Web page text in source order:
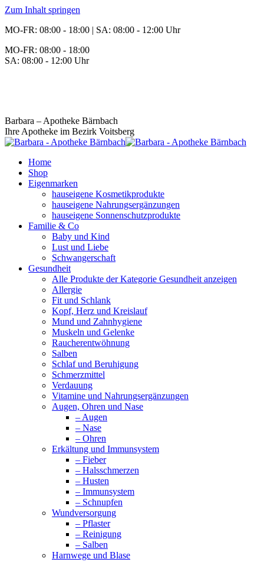
Zum Inhalt springen
MO-FR: 08:00 - 18:00 | SA: 08:00 - 12:00 Uhr
MO-FR: 08:00 - 18:00
SA: 08:00 - 12:00 Uhr
Barbara – Apotheke Bärnbach
Ihre Apotheke im Bezirk Voitsberg
Home
Shop
Eigenmarken
hauseigene Kosmetikprodukte
hauseigene Nahrungsergänzungen
hauseigene Sonnenschutzprodukte
Familie & Co
Baby und Kind
Lust und Liebe
Schwangerschaft
Gesundheit
Alle Produkte der Kategorie Gesundheit anzeigen
Allergie
Fit und Schlank
Kopf, Herz und Kreislauf
Mund und Zahnhygiene
Muskeln und Gelenke
Raucherentwöhnung
Salben
Schlaf und Beruhigung
Schmerzmittel
Verdauung
Vitamine und Nahrungsergänzungen
Augen, Ohren und Nase
– Augen
– Nase
– Ohren
Erkältung und Immunsystem
– Fieber
– Halsschmerzen
– Husten
– Immunsystem
– Schnupfen
Wundversorgung
– Pflaster
– Reinigung
– Salben
Harnwege und Blase